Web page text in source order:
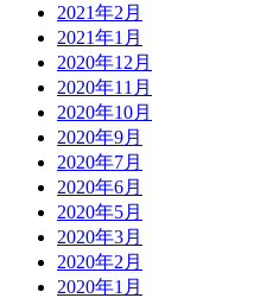
2021年2月
2021年1月
2020年12月
2020年11月
2020年10月
2020年9月
2020年7月
2020年6月
2020年5月
2020年3月
2020年2月
2020年1月